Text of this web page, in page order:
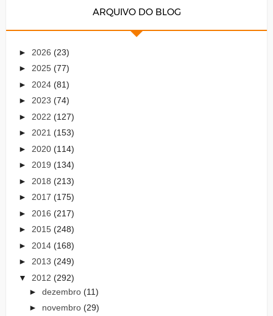
ARQUIVO DO BLOG
► 2026 (23)
► 2025 (77)
► 2024 (81)
► 2023 (74)
► 2022 (127)
► 2021 (153)
► 2020 (114)
► 2019 (134)
► 2018 (213)
► 2017 (175)
► 2016 (217)
► 2015 (248)
► 2014 (168)
► 2013 (249)
▼ 2012 (292)
► dezembro (11)
► novembro (29)